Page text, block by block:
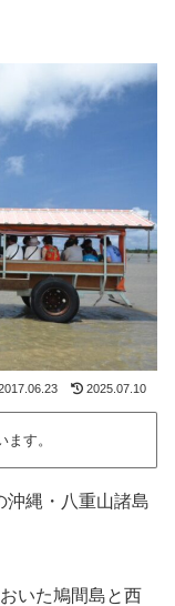
2025.07.10
す。
沖縄・八重山諸島
いた鳩間島と西